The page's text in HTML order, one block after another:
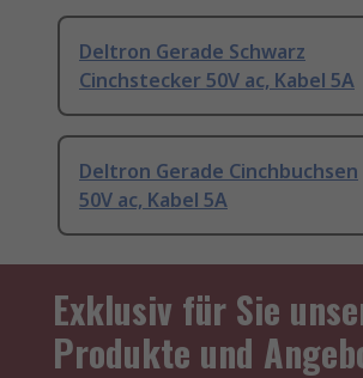
Deltron Gerade Schwarz
Cinchstecker 50V ac, Kabel 5A
Deltron Gerade Cinchbuchsen
50V ac, Kabel 5A
Exklusiv für Sie
Produkte und